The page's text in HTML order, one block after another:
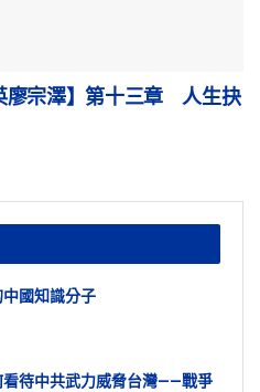
廖宗澤】第十三章 人生抉
國知識分子
看待中共武力威脅台灣——戰爭